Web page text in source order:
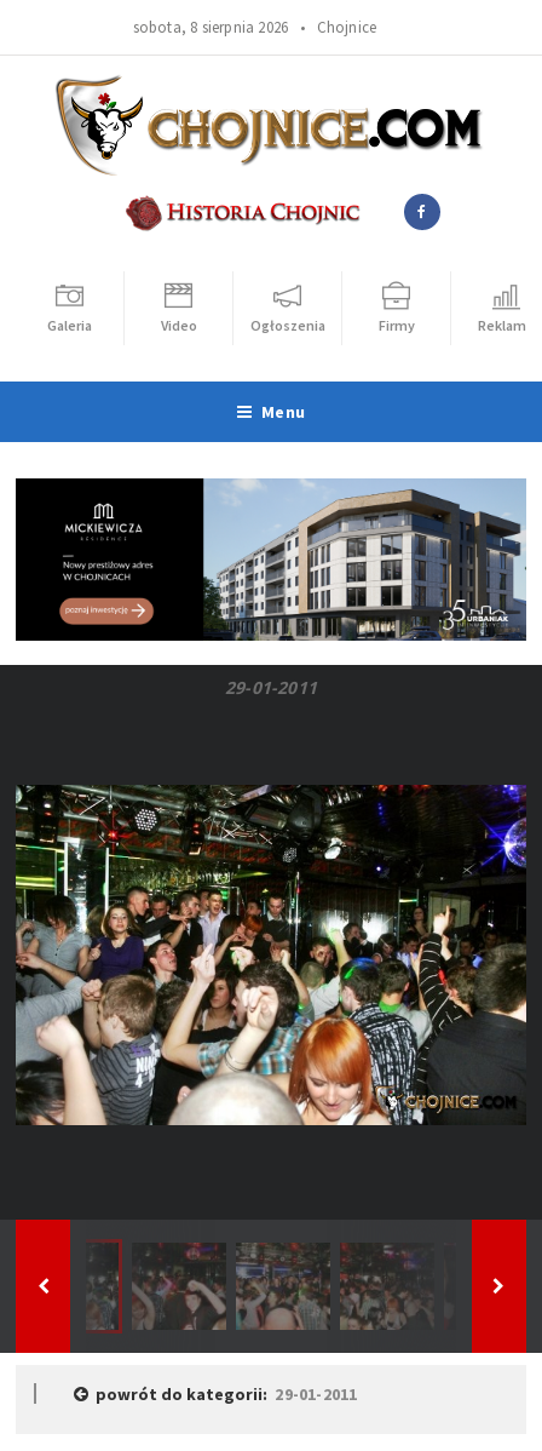
sobota, 8 sierpnia 2026 • Chojnice
Galeria Video Ogłoszenia Firmy Reklama
Menu
29-01-2011
powrót do kategorii: 29-01-2011